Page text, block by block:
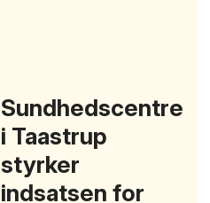
Sundhedscentre
i Taastrup
styrker
indsatsen for